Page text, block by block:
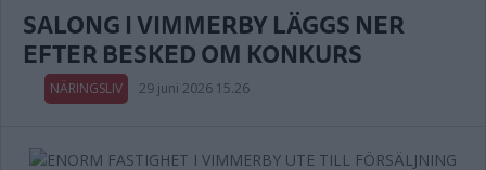
SALONG I VIMMERBY LÄGGS NER
EFTER BESKED OM KONKURS
NÄRINGSLIV 29 juni 2026 15.26